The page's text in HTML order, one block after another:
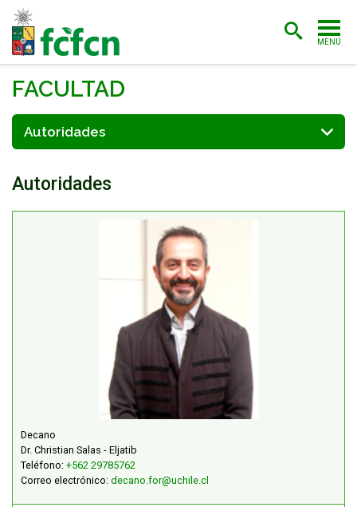
MENÚ
ADMISIÓN
CARRERAS
INVESTIGACIÓN
EXTENSIÓN
BIBLIOTECA
FACULTAD
ESTUDIANTES ACADÉMICAS/OS
FUNCIONARIAS/OS EGRESADAS/OS
FACULTAD
Autoridades
Autoridades
Decano
Dr. Christian Salas - Eljatib
Teléfono: +562 29785762
Correo electrónico: decano.for@uchile.cl